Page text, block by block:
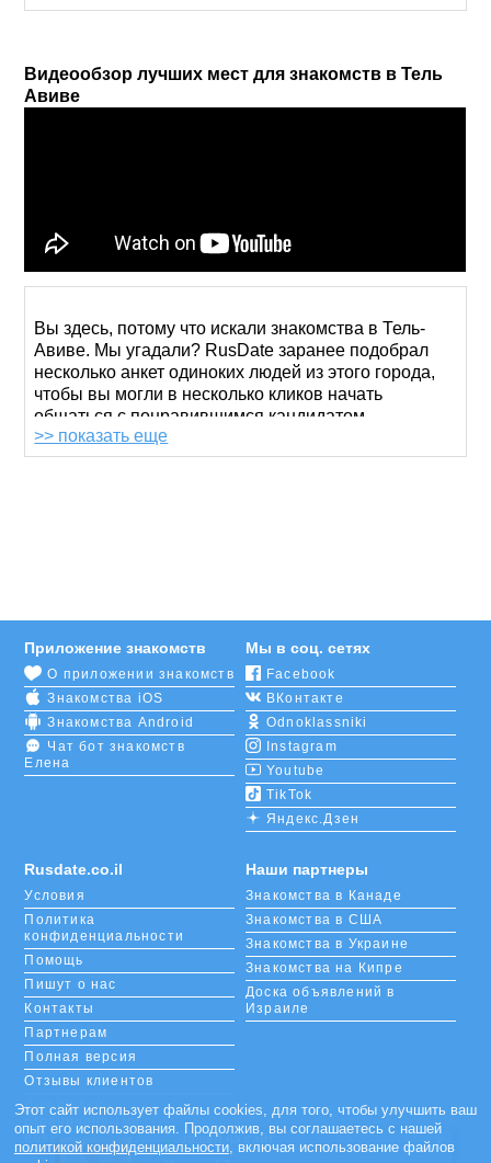
Видеообзор лучших мест для знакомств в Тель
Авиве
Вы здесь, потому что искали знакомства в Тель-
Авиве. Мы угадали? RusDate заранее подобрал
несколько анкет одиноких людей из этого города,
чтобы вы могли в несколько кликов начать
общаться с понравившимся кандидатом.
Просмотреть анкеты можно и без регистрации, но
тем, кто говорит на вашем языке. Воспользуйтесь
фильтром, чтобы получить выборку только тех
пользователей, которые подходят вам по тем или
иным параметрам.
В Тель-Авив стремятся деловые люди, потому что
здесь много возможностей построить карьеру. Если
вы тоже из этой среды, и у вас не так много
времени на досуг, ищите компаньонов для отдыха
серьезный мужчина-предприниматель, с которым
вы пообедаете в ресторане «Старик и море». Или
же вам понравится яркая девушка-кокетка,
пригласившая вас прогуляться по ТЦ «Азриэли».
>> показать еще
Rusdate.co.il
Условия
Политика
конфиденциальности
Помощь
Пишут о нас
Контакты
Партнерам
Полная версия
Отзывы клиентов
Для людей с
ограниченными
возможностями
Приложение знакомств
О приложении знакомств
Знакомства iOS
Знакомства Android
Чат бот знакомств
Елена
Мы в соц. сетях
Facebook
ВКонтакте
Odnoklassniki
Instagram
Youtube
TikTok
Яндекс.Дзен
Наши партнеры
Знакомства в Канаде
Знакомства в США
Знакомства в Украине
Знакомства на Кипре
Доска объявлений в
Израиле
Этот сайт использует файлы cookies, для того, чтобы улучшить ваш
опыт его использования. Продолжив, вы соглашаетесь с нашей
политикой конфиденциальности, включая использование файлов
×
зашёл на сайт